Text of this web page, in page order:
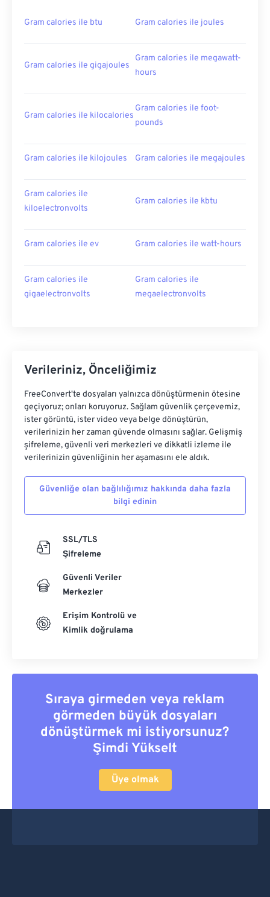
Gram calories ile btu Gram calories ile joules
Gram calories ile gigajoules
Gram calories ile megawatt-
hours
Gram calories ile kilocalories
Gram calories ile foot-
pounds
Gram calories ile kilojoules Gram calories ile megajoules
Gram calories ile
kiloelectronvolts
Gram calories ile kbtu
Gram calories ile ev Gram calories ile watt-hours
Gram calories ile
gigaelectronvolts
Gram calories ile
megaelectronvolts
Verileriniz, Önceliğimiz
FreeConvert'te dosyaları yalnızca dönüştürmenin ötesine
geçiyoruz; onları koruyoruz. Sağlam güvenlik çerçevemiz,
ister görüntü, ister video veya belge dönüştürün,
verilerinizin her zaman güvende olmasını sağlar. Gelişmiş
şifreleme, güvenli veri merkezleri ve dikkatli izleme ile
verilerinizin güvenliğinin her aşamasını ele aldık.
Güvenliğe olan bağlılığımız hakkında daha fazla
bilgi edinin
SSL/TLS
Şifreleme
Güvenli Veriler
Merkezler
Erişim Kontrolü ve
Kimlik doğrulama
Sıraya girmeden veya reklam
görmeden büyük dosyaları
dönüştürmek mi istiyorsunuz?
Şimdi Yükselt
Üye olmak